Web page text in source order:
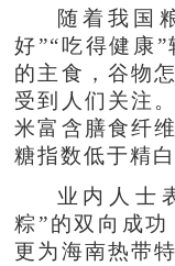
随着我国
好”“吃得健康
的主食，谷物
受到人们关注
米富含膳食纤
糖指数低于精
业内人士
粽”的双向成功
更为海南热带